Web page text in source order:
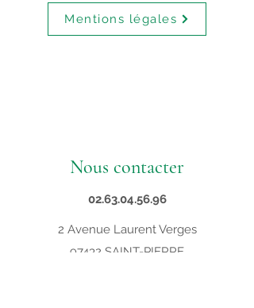
Mentions légales
Nous contacter
02.63.04.56.96
2 Avenue Laurent Verges
97432 SAINT-PIERRE